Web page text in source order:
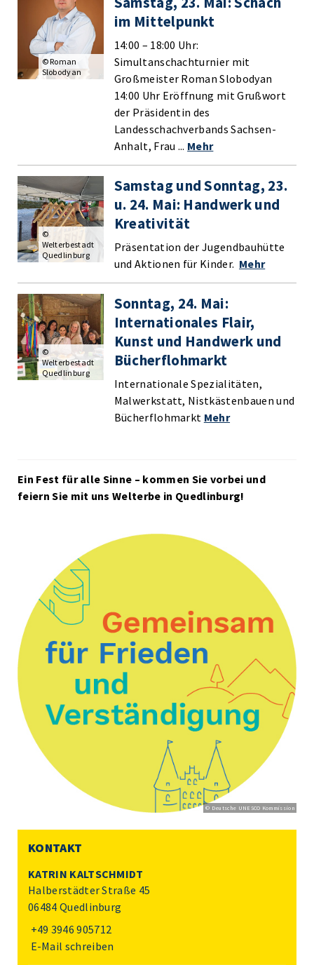
im Mittelpunkt
14:00 – 18:00 Uhr:
Simultanschachturnier mit
Großmeister Roman Slobodyan
14:00 Uhr Eröffnung mit Grußwort
der Präsidentin des
Landesschachverbands Sachsen-
Anhalt, Frau ... Mehr
© Roman
Slobodyan
Samstag und Sonntag, 23.
u. 24. Mai: Handwerk und
Kreativität
Präsentation der Jugendbauhütte
und Aktionen für Kinder. Mehr
©
Welterbestadt
Quedlinburg
Sonntag, 24. Mai:
Internationales Flair,
Kunst und Handwerk und
Bücherflohmarkt
Internationale Spezialitäten,
Malwerkstatt, Nistkästenbauen und
Bücherflohmarkt Mehr
©
Welterbestadt
Quedlinburg
Ein Fest für alle Sinne – kommen Sie vorbei und
feiern Sie mit uns Welterbe in Quedlinburg!
© Deutsche UNESCO Kommission
KONTAKT
KATRIN KALTSCHMIDT
Halberstädter Straße 45
06484 Quedlinburg
+49 3946 905712
E-Mail schreiben